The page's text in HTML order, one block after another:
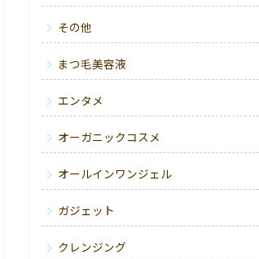
その他
まつ毛美容液
エンタメ
オーガニックコスメ
オールインワンジェル
ガジェット
クレンジング